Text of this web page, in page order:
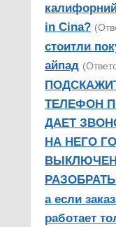
in Cina?
стоитли
айпад
ТЕЛЕФОН
ДАЕТ
НА НЕГО
а если
работает